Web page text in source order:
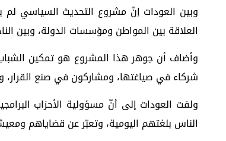
وبين العودات إنّ مشروع التحديث السياسي لم
العلاقة بين المواطن ومؤسسات الدولة، وبين
وأضاف أن جوهر هذا المشروع هو تمكين الشباب،
شركاء في صياغتها، ومشاركون في صنع
ولفت العودات إلى أنّ مسؤولية الأحزاب
الناس بلغتهم اليومية، وتعبّر عن قضاياهم